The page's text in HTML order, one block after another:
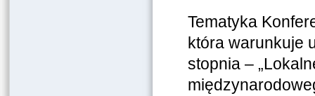
Tematyka
która warunkuje
stopnia –